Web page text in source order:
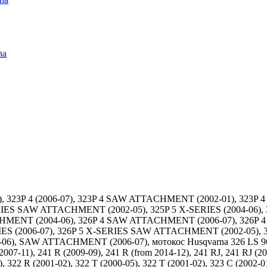
323P 4 (2006-07), 323P 4 SAW ATTACHMENT (2002-01),
SAW ATTACHMENT (2002-05), 325P 5 X-SERIES (2004-
(2004-06), 326P 4 SAW ATTACHMENT (2006-07),
(2006-07), 326P 5 X-SERIES SAW ATTACHMENT (2002-
SAW ATTACHMENT (2006-07), мотокос Husqvarna 326 LS
11), 241 R (2009-09), 241 R (from 2014-12), 241 RJ, 241 RJ
R (2001-02), 322 T (2000-05), 322 T (2001-02), 323 C